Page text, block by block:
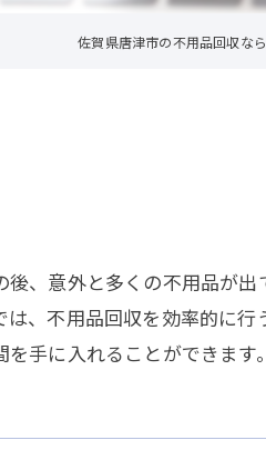
佐賀県唐津市の不用品回収な
、意外と多くの不用品が
、不用品回収を効率的に
手に入れることができます。